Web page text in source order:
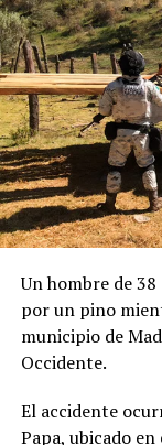
Un hombre de
por un pino
municipio de
Occidente.
El accidente
Papa, ubicado